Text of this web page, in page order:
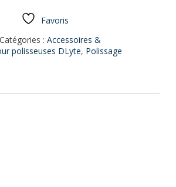
Favoris
Catégories : Accessoires &
polisseuses DLyte, Polissage